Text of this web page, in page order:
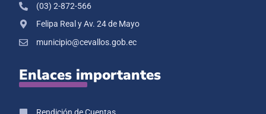
(03) 2-872-566
Felipa Real y Av. 24 de Mayo
municipio@cevallos.gob.ec
Enlaces importantes